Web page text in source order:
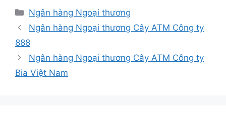
Danh
mục
Ngân hàng Ngoại thương
Ngân hàng Ngoại thương Cây ATM Công ty
888
Ngân hàng Ngoại thương Cây ATM Công ty
Bia Việt Nam